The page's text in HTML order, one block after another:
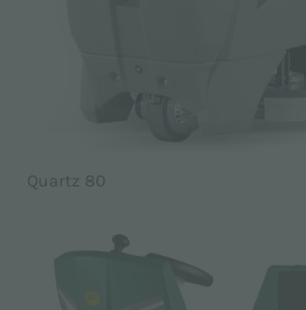
Quartz 80